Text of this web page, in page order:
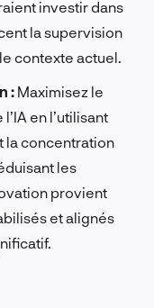
investir dans
la supervision
contexte actuel.
: Maximisez le
en l’utilisant
la concentration
les
provient
et alignés